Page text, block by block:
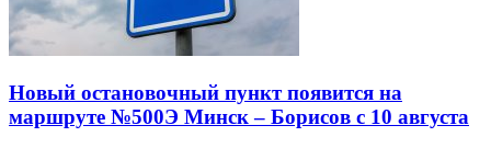
Новый остановочный пункт появится на
маршруте №500Э Минск – Борисов с 10 августа